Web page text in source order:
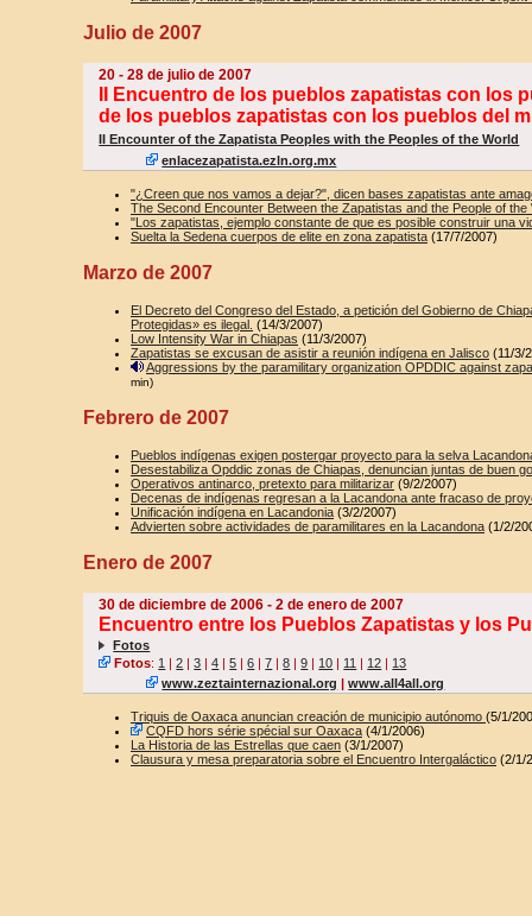
Julio de 2007
20 - 28 de julio de 2007
II Encuentro de los pueblos zapatistas con los
de los pueblos zapatistas con los pueblos del
II Encounter of the Zapatista Peoples with the Peoples of the World
enlacezapatista.ezln.org.mx
"¿Creen que nos vamos a dejar?", dicen bases zapatistas ante
The Second Encounter Between the Zapatistas and the People of the
"Los zapatistas, ejemplo constante de que es posible construir una
Suelta la Sedena cuerpos de elite en zona zapatista (17/7/2007)
Marzo de 2007
El Decreto del Congreso del Estado, a petición del Gobierno de
Protegidas» es ilegal. (14/3/2007)
Low Intensity War in Chiapas (11/3/2007)
Zapatistas se excusan de asistir a reunión indígena en Jalisco (11/3/
Aggressions by the paramilitary organization OPDDIC against
min)
Febrero de 2007
Pueblos indígenas exigen postergar proyecto para la selva
Desestabiliza Opddic zonas de Chiapas, denuncian juntas de buen
Operativos antinarco, pretexto para militarizar (9/2/2007)
Decenas de indígenas regresan a la Lacandona ante fracaso de
Unificación indígena en Lacandonia (3/2/2007)
Advierten sobre actividades de paramilitares en la Lacandona (1/2/
Enero de 2007
30 de diciembre de 2006 - 2 de enero de 2007
Encuentro entre los Pueblos Zapatistas y los
Fotos
Fotos: 1 |2 |3 |4 |5 |6 |7 |8 |9 | 10 | 11 | 12 | 13
www.zeztainternazional.org |www.all4all.org
Triquis de Oaxaca anuncian creación de municipio autónomo (5/1/
CQFD hors série spécial sur Oaxaca (4/1/2006)
La Historia de las Estrellas que caen (3/1/2007)
Clausura y mesa preparatoria sobre el Encuentro Intergaláctico (2/1/